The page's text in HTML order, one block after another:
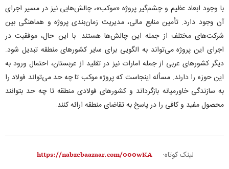
با وجود ابعاد عظیم و چشم‌گیر پروژه «موکب»، چالش‌هایی نیز در مسیر اجرای
آن وجود دارد. تأمین منابع مالی، مدیریت زمان‌بندی پروژه و هماهنگی بین
شرکت‌های مختلف از جمله این چالش‌ها هستند. با این حال، موفقیت در
اجرای این پروژه می‌تواند به الگویی برای سایر کشور‌های منطقه تبدیل شود.
دیگر کشور‌های عربی از جمله امارات نیز در تقلید از عربستان، احتمال ورود به
این حوزه را دارند. مسأله اینجاست که پروژه موکب تا چه حد می‌تواند فولاد را
به سازندگی خاورمیانه بازگرداند و کشور‌های فولادی منطقه تا چه حد بتوانند
محصول مفید و کافی را در پاسخ به تقاضای منطقه ارائه کنند.
لینک کوتاه: